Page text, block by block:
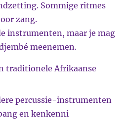
Sommige ritmes
zang.
instrumenten, maar je mag
meenemen.
traditionele Afrikaanse
percussie-instrumenten
en kenkenni